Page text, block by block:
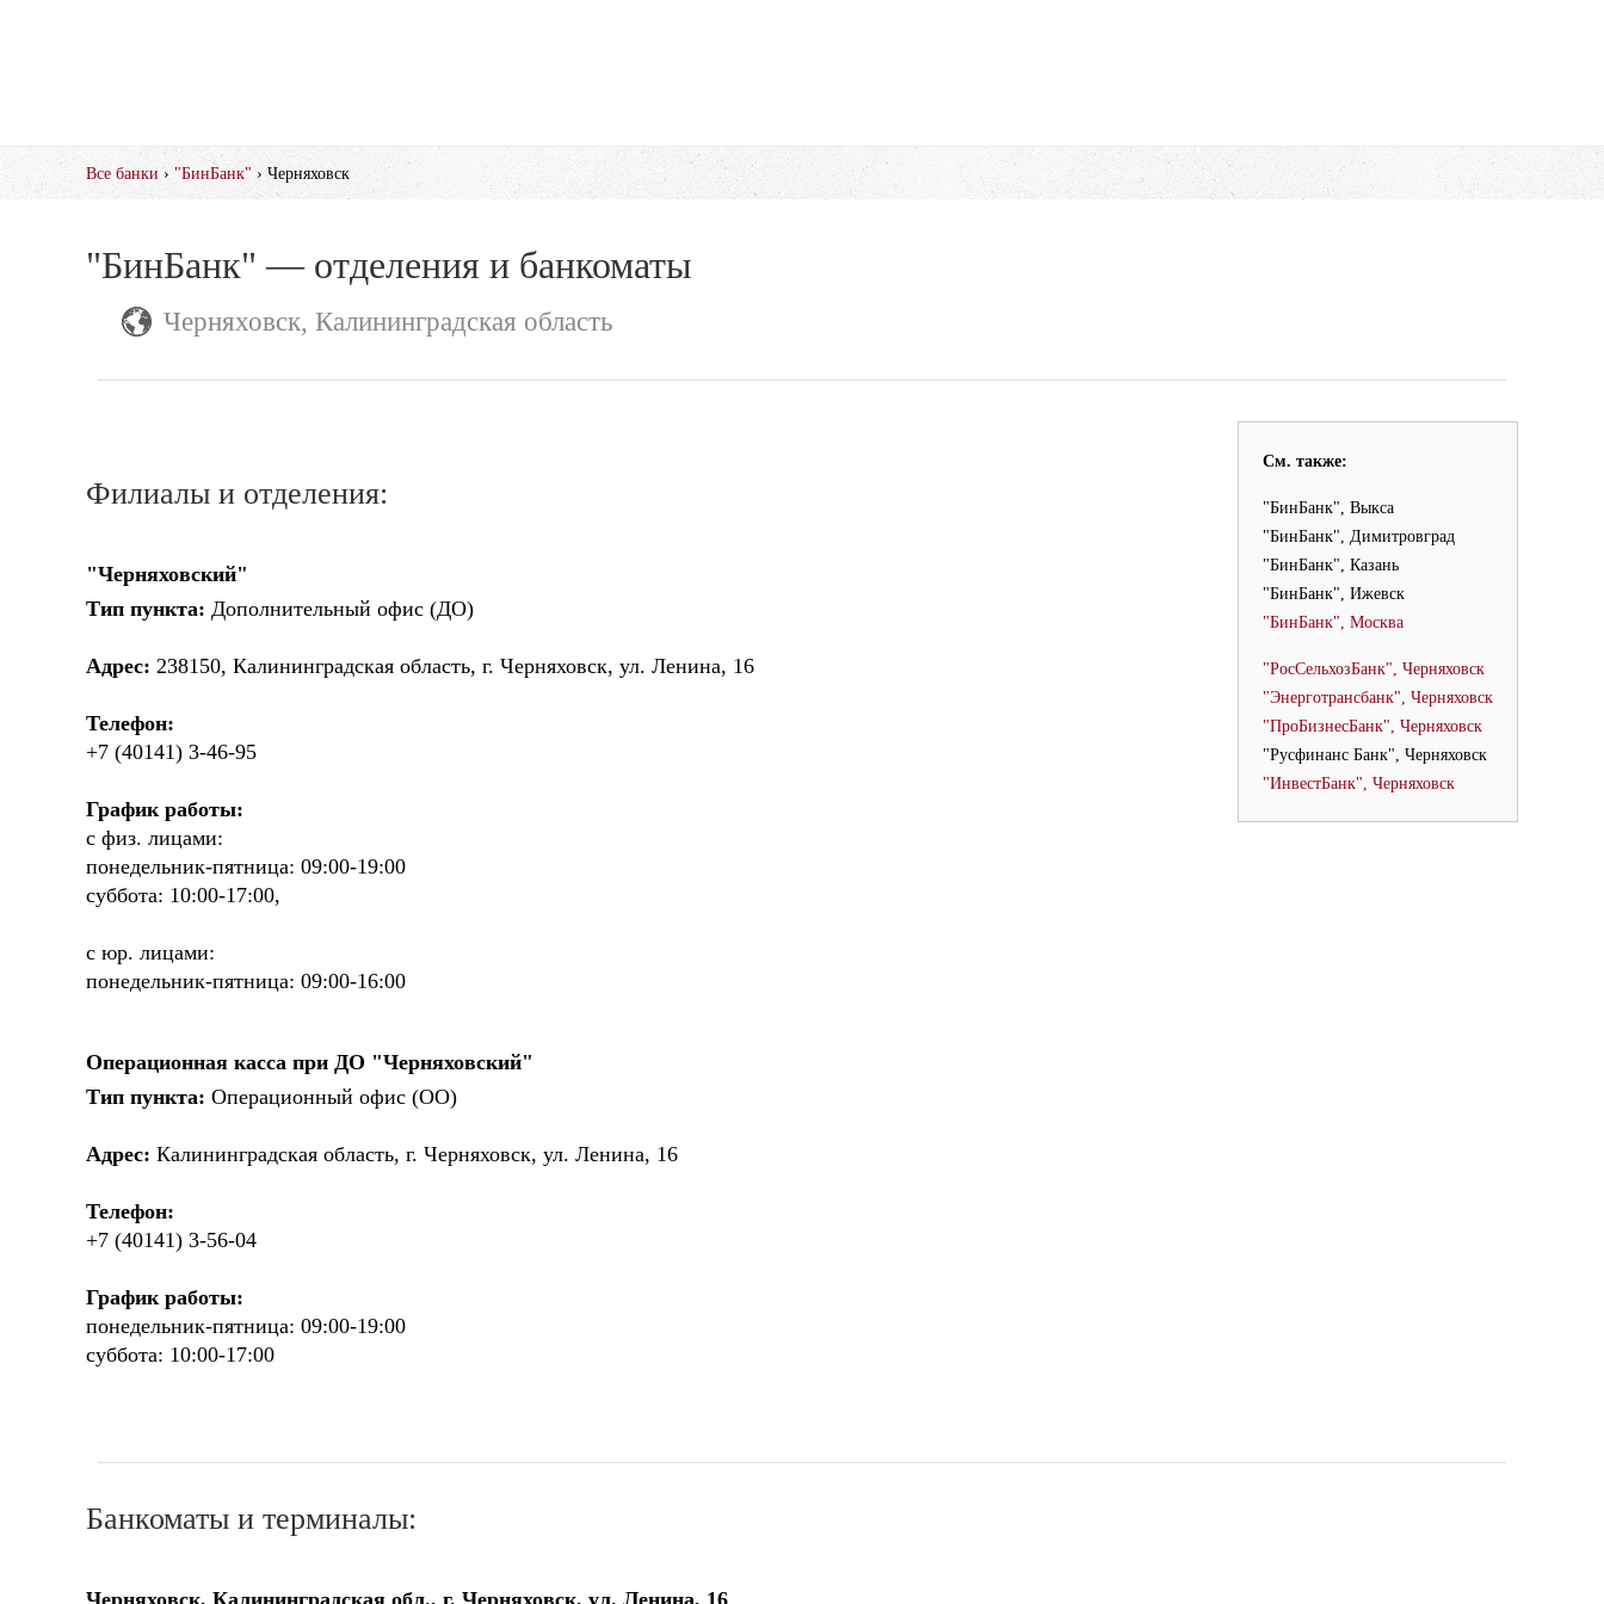
Все банки › "БинБанк" › Черняховск
"БинБанк" — отделения и банкоматы
Черняховск, Калининградская область
См. также:
"БинБанк", Выкса
"БинБанк", Димитровград
"БинБанк", Казань
"БинБанк", Ижевск
"БинБанк", Москва
"РосСельхозБанк", Черняховск
"Энерготрансбанк", Черняховск
"ПроБизнесБанк", Черняховск
"Русфинанс Банк", Черняховск
"ИнвестБанк", Черняховск
Филиалы и отделения:
"Черняховский"
Тип пункта: Дополнительный офис (ДО)
Адрес: 238150, Калининградская область, г. Черняховск, ул. Ленина, 16
Телефон:
+7 (40141) 3-46-95
График работы:
с физ. лицами:
понедельник-пятница: 09:00-19:00
суббота: 10:00-17:00,
с юр. лицами:
понедельник-пятница: 09:00-16:00
Операционная касса при ДО "Черняховский"
Тип пункта: Операционный офис (ОО)
Адрес: Калининградская область, г. Черняховск, ул. Ленина, 16
Телефон:
+7 (40141) 3-56-04
График работы:
понедельник-пятница: 09:00-19:00
суббота: 10:00-17:00
Банкоматы и терминалы: